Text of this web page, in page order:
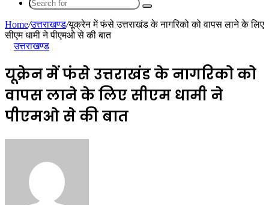
Search
for
Home/उत्तराखण्ड/यूक्रेन में फंसे उत्तराखंड के नागरिको को वापस लाने के लिए
सीएम धामी ने पीएमओ से की बात
उत्तराखण्ड
यूक्रेन में फंसे उत्तराखंड के नागरिको को
वापस लाने के लिए सीएम धामी ने
पीएमओ से की बात